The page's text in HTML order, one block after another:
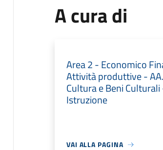
A cura di
Area 2 - Economico
Attività produttive -
Cultura e Beni
Istruzione
VAI ALLA PAGINA